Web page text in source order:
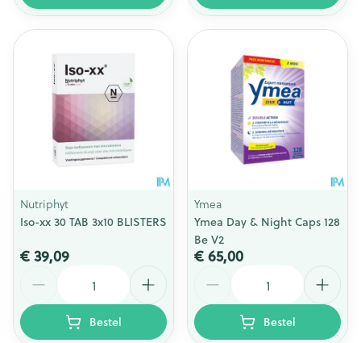
Nutriphyt
Iso-xx 30 TAB 3x10 BLISTERS
€ 39,09
Bestel
Ymea
Ymea Day & Night Caps 128
Be V2
€ 65,00
Bestel